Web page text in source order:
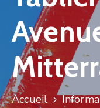
Accueil